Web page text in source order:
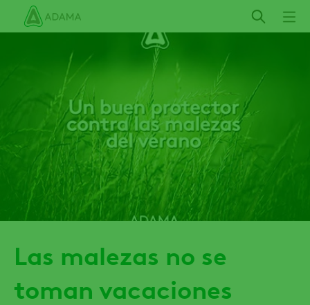
Las malezas no se
toman vacaciones